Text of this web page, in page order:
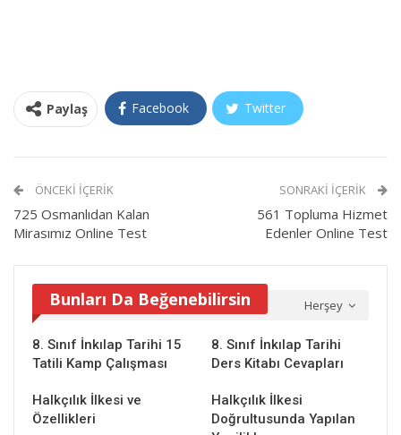
Paylaş Facebook Twitter
ÖNCEKI İÇERIK
725 Osmanlıdan Kalan
Mirasımız Online Test
SONRAKI İÇERIK
561 Topluma Hizmet
Edenler Online Test
Herşey
Bunları Da Beğenebilirsin
8. Sınıf İnkılap Tarihi 15
Tatili Kamp Çalışması
8. Sınıf İnkılap Tarihi
Ders Kitabı Cevapları
Halkçılık İlkesi ve
Özellikleri
Halkçılık İlkesi
Doğrultusunda Yapılan